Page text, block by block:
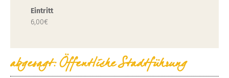
Eintritt
6,00€
abgesagt: Öffentliche Stadtführung